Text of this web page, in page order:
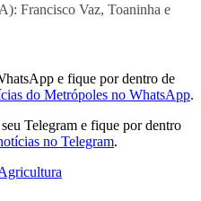
Francisco Vaz, Toaninha e
e fique por dentro de
do Metrópoles no WhatsApp.
Telegram e fique por dentro
no Telegram.